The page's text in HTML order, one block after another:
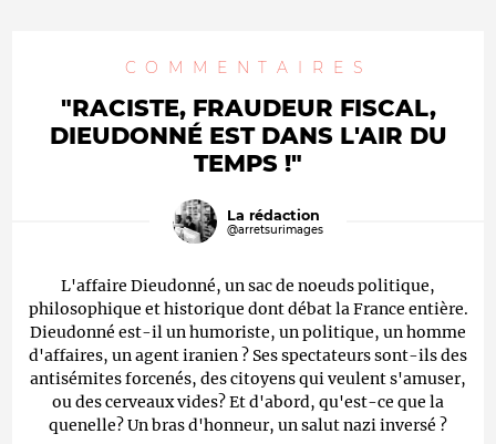
COMMENTAIRES
"RACISTE, FRAUDEUR FISCAL,
DIEUDONNÉ EST DANS L'AIR DU
TEMPS !"
La rédaction
@arretsurimages
L'affaire Dieudonné, un sac de noeuds politique,
philosophique et historique dont débat la France entière.
Dieudonné est-il un humoriste, un politique, un homme
d'affaires, un agent iranien ? Ses spectateurs sont-ils des
antisémites forcenés, des citoyens qui veulent s'amuser,
ou des cerveaux vides? Et d'abord, qu'est-ce que la
quenelle? Un bras d'honneur, un salut nazi inversé ?